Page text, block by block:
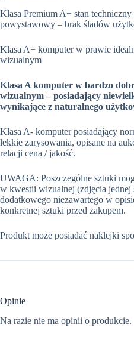
Klasa Premium A+ stan
powystawowy – brak śladów
Klasa A+ komputer w prawie
wizualnym
Klasa A komputer w bardzo
wizualnym – posiadający
wynikające z naturalnego
Klasa A- komputer posiadający
lekkie zarysowania, opisane na
relacji cena / jakość.
UWAGA: Poszczególne sztuki
w kwestii wizualnej (zdjęcia
dodatkowego niezawartego w
konkretnej sztuki przed zakupem.
Produkt może posiadać naklejki
Opinie
Na razie nie ma opinii o produkcie.